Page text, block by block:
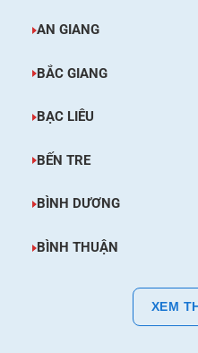
AN GIANG
BẮC GIANG
BẠC LIÊU
BẾN TRE
BÌNH DƯƠNG
BÌNH THUẬN
XEM